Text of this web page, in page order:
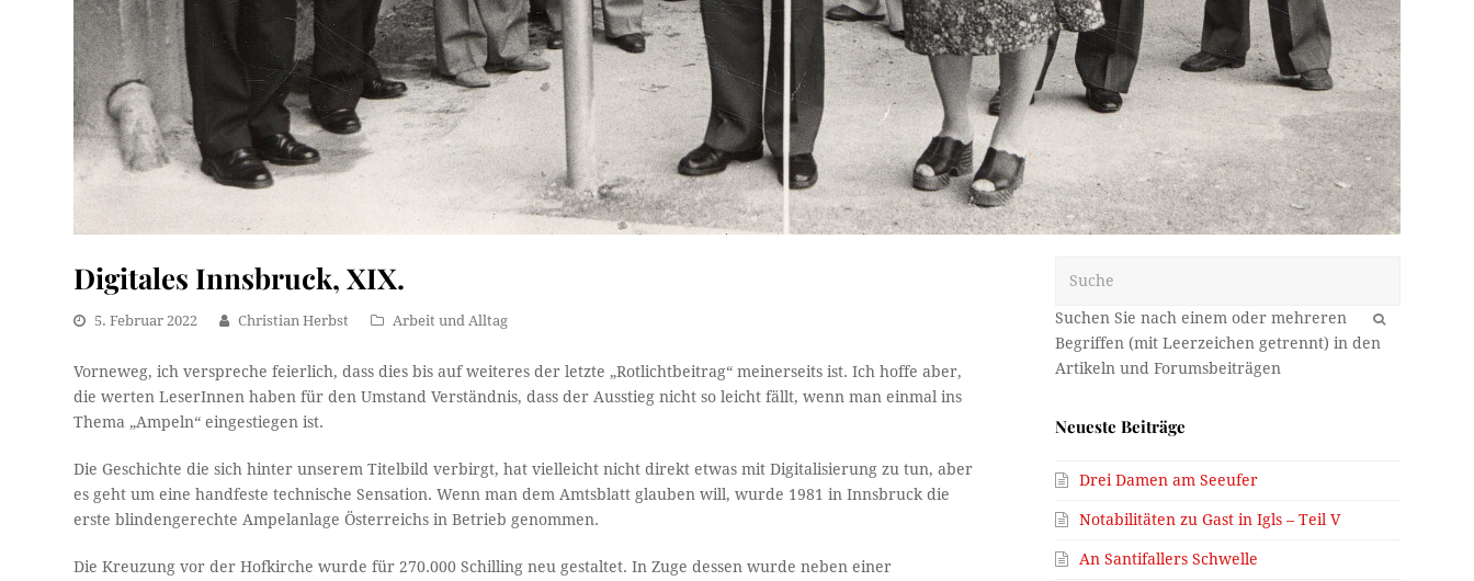
Digitales Innsbruck, XIX.
5. Februar 2022 Christian Herbst Arbeit und Alltag
Vorneweg, ich verspreche feierlich, dass dies bis auf weiteres der letzte „Rotlichtbeitrag“ meinerseits ist. Ich hoffe aber,
die werten LeserInnen haben für den Umstand Verständnis, dass der Ausstieg nicht so leicht fällt, wenn man einmal ins
Thema „Ampeln“ eingestiegen ist.
Die Geschichte die sich hinter unserem Titelbild verbirgt, hat vielleicht nicht direkt etwas mit Digitalisierung zu tun, aber
es geht um eine handfeste technische Sensation. Wenn man dem Amtsblatt glauben will, wurde 1981 in Innsbruck die
erste blindengerechte Ampelanlage Österreichs in Betrieb genommen.
Die Kreuzung vor der Hofkirche wurde für 270.000 Schilling neu gestaltet. In Zuge dessen wurde neben einer
OK
Neueste Beiträge
Drei Damen am Seeufer
Notabilitäten zu Gast in Igls – Teil V
An Santifallers Schwelle